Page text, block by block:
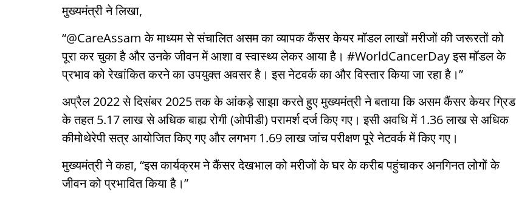
मुख्यमंत्री ने लिखा,
“@CareAssam के माध्यम से संचालित असम का व्यापक कैंसर केयर मॉडल लाखों मरीजों की जरूरतों को
पूरा कर चुका है और उनके जीवन में आशा व स्वास्थ्य लेकर आया है। #WorldCancerDay इस मॉडल के
प्रभाव को रेखांकित करने का उपयुक्त अवसर है। इस नेटवर्क का और विस्तार किया जा रहा है।”
अप्रैल 2022 से दिसंबर 2025 तक के आंकड़े साझा करते हुए मुख्यमंत्री ने बताया कि असम कैंसर केयर ग्रिड
के तहत 5.17 लाख से अधिक बाह्य रोगी (ओपीडी) परामर्श दर्ज किए गए। इसी अवधि में 1.36 लाख से अधिक
कीमोथेरेपी सत्र आयोजित किए गए और लगभग 1.69 लाख जांच परीक्षण पूरे नेटवर्क में किए गए।
मुख्यमंत्री ने कहा, “इस कार्यक्रम ने कैंसर देखभाल को मरीजों के घर के करीब पहुंचाकर अनगिनत लोगों के
जीवन को प्रभावित किया है।”